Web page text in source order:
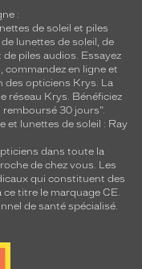
:
de soleil et piles
lunettes de soleil, de
de piles audios. Essayez
commandez en ligne et
des opticiens Krys. La
réseau Krys. Bénéficiez
30 jours".
et lunettes de soleil : Ray
dans toute la
de chez vous. Les
qui constituent des
titre le marquage CE.
de santé spécialisé.